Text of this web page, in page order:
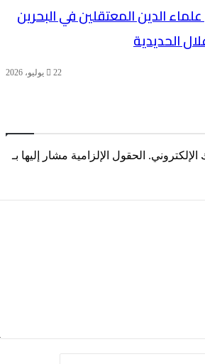
الدين المعتقلين في البحرين
الحديدية
22 يوليو، 2026
الحقول الإلزامية مشار إليها بـ